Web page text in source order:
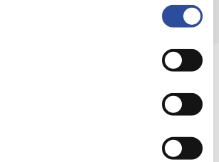
per categorie. Je kunt je keuze op
staat in de
Privacyverklaring
medicijnen
verkopen.
zorg, ⁠ook online.